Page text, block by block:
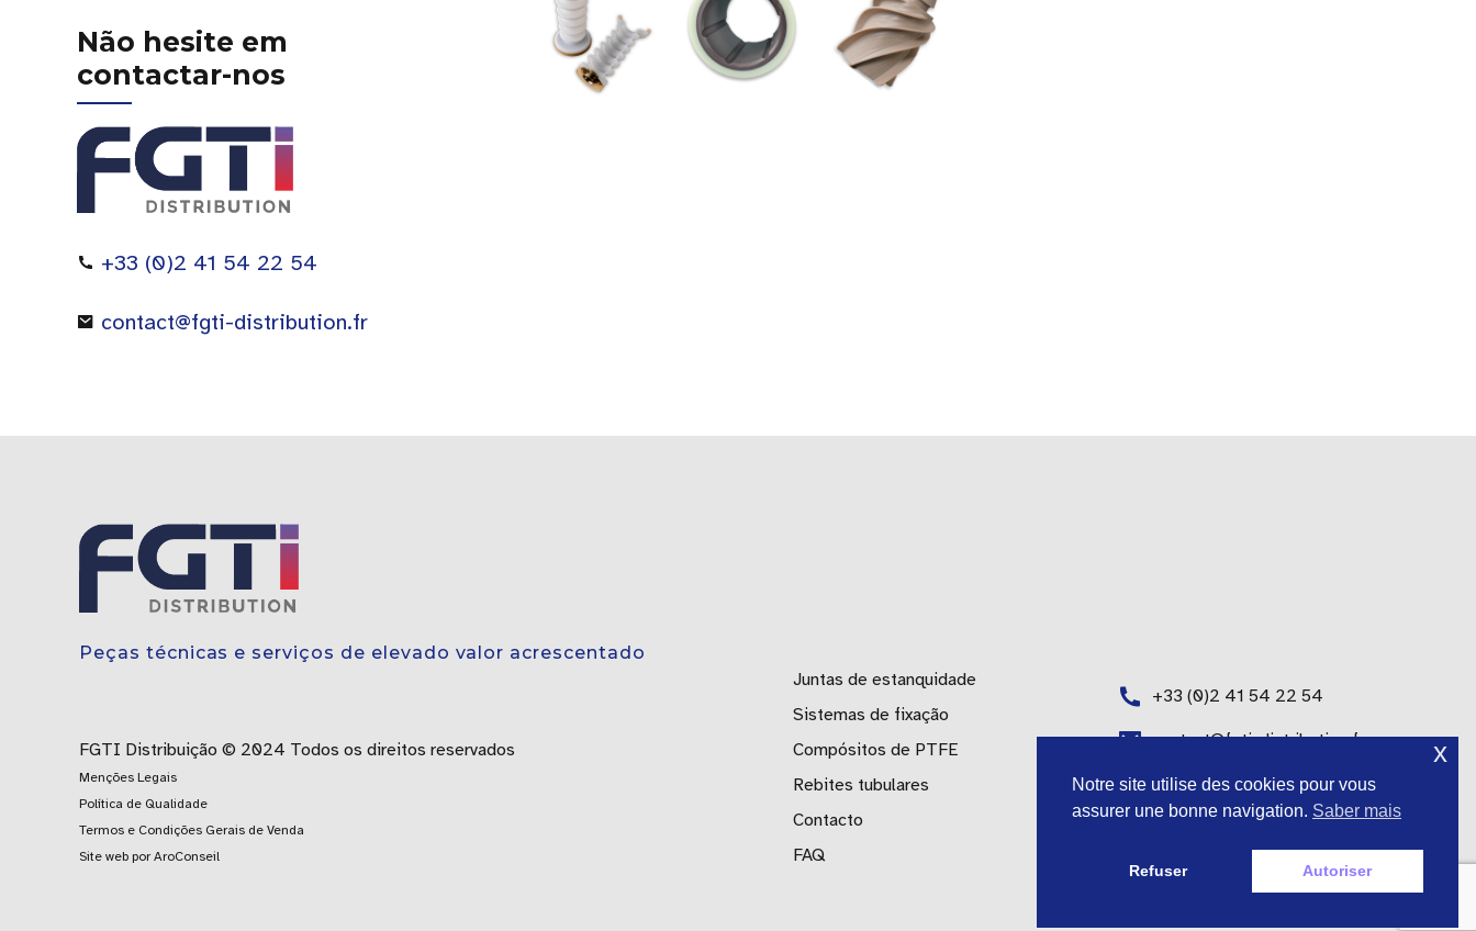
Não hesite em
contactar-nos
+33 (0)2 41 54 22 54
contact@fgti-distribution.fr
Peças técnicas e serviços de elevado valor acrescentado
FGTI Distribuição © 2024 Todos os direitos reservados
Menções Legais
Política de Qualidade
Termos e Condições Gerais de Venda
Site web por AroConseil
Juntas de estanquidade
Sistemas de fixação
Compósitos de PTFE
Rebites tubulares
Contacto
FAQ
+33 (0)2 41 54 22 54
contact@fgti-distribution.fr
Notre site utilise des cookies pour vous
assurer une bonne navigation. Saber mais
Refuser Autoriser
x